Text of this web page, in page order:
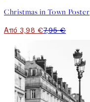
Christmas in Town Poster
Από 3,98 €7,95 €